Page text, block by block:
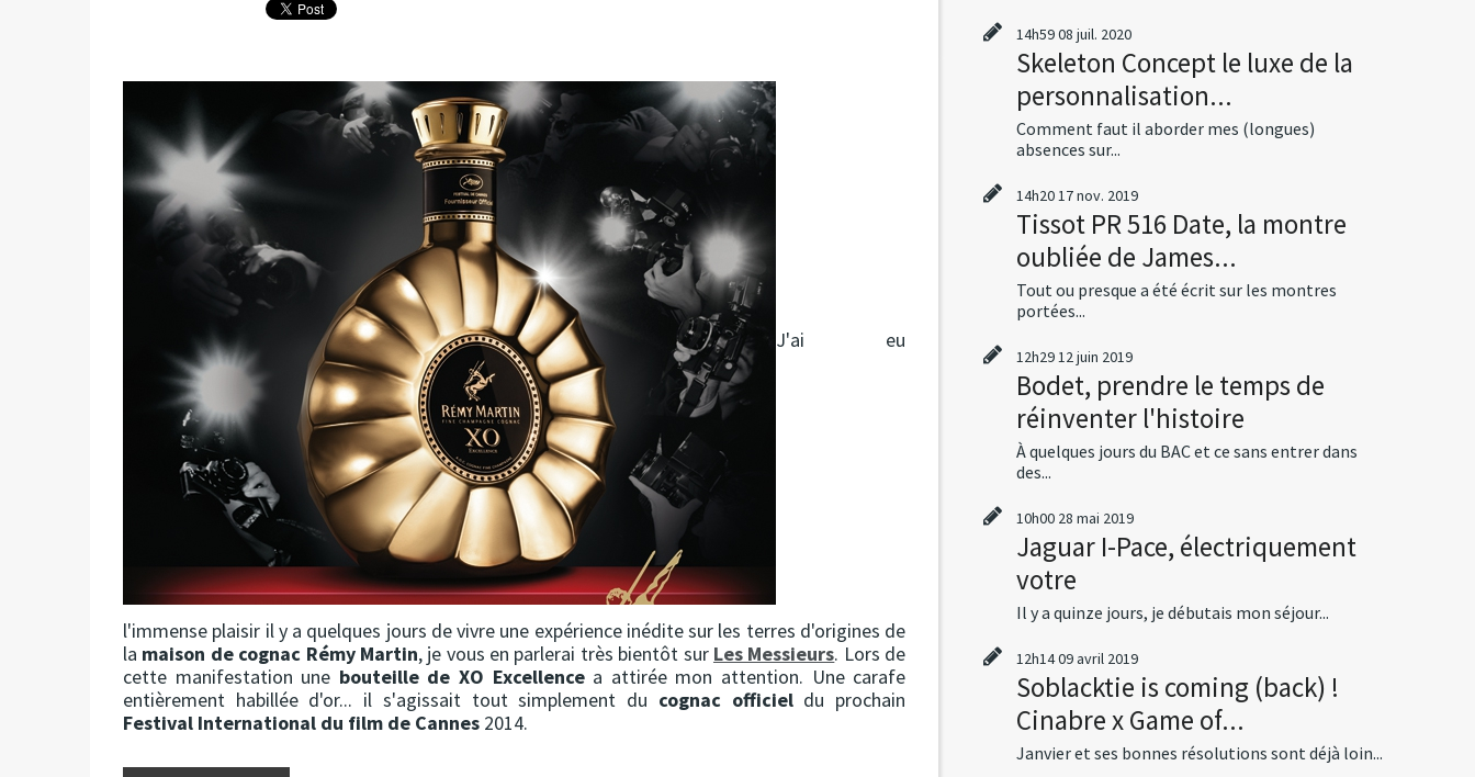
J'ai eu
l'immense plaisir il y a quelques jours de vivre une expérience inédite sur les terres d'origines de
la maison de cognac Rémy Martin, je vous en parlerai très bientôt sur Les Messieurs. Lors de
cette manifestation une bouteille de XO Excellencea attirée mon attention. Une carafe
entièrement habillée d'or... il s'agissait tout simplement du cognac officieldu prochain
Festival International du film de Cannes 2014.
14h5908 juil. 2020
Skeleton Concept le luxe de la
personnalisation...
Comment faut il aborder mes (longues)
absences sur...
14h2017nov. 2019
Tissot PR 516 Date, la montre
oubliée de James...
Tout ou presque a été écrit sur les montres
portées...
12h2912juin 2019
Bodet, prendre le temps de
réinventer l'histoire
À quelques jours du BAC et ce sans entrer dans
des...
10h00 28 mai 2019
Jaguar I-Pace, électriquement
votre
Il y a quinze jours, je débutais mon séjour...
12h1409avril 2019
Soblacktie is coming (back) !
Cinabre x Game of...
Janvier et ses bonnes résolutions sont déjà loin...